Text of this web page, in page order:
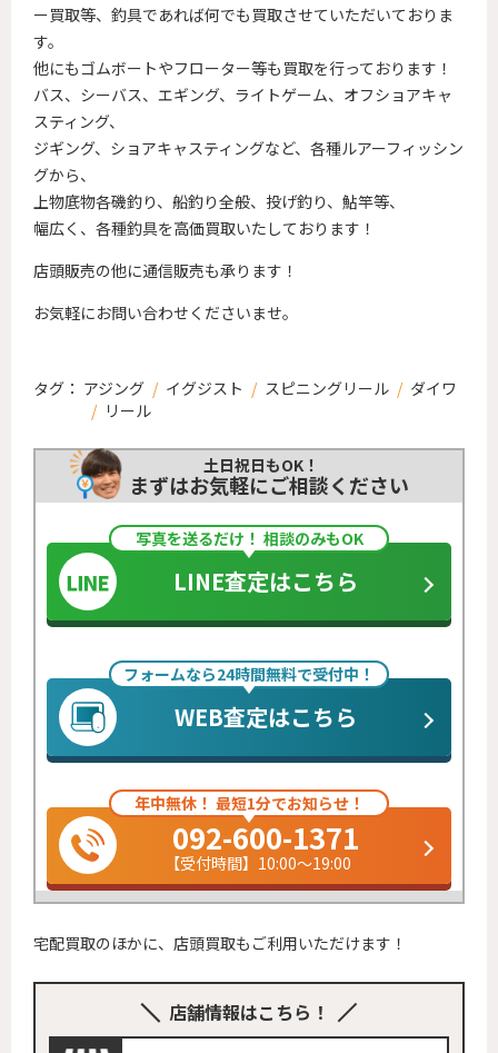
ー買取等、釣具であれば何でも買取させていただいておりま
す。
他にもゴムボートやフローター等も買取を行っております！
バス、シーバス、エギング、ライトゲーム、オフショアキャ
スティング、
ジギング、ショアキャスティングなど、各種ルアーフィッシン
グから、
上物底物各磯釣り、船釣り全般、投げ釣り、鮎竿等、
幅広く、各種釣具を高価買取いたしております！
店頭販売の他に通信販売も承ります！
お気軽にお問い合わせくださいませ。
タグ： アジング / イグジスト / スピニングリール / ダイワ
/ リール
土日祝日もOK！
まずはお気軽にご相談ください
写真を送るだけ！ 相談のみもOK
LINE査定はこちら
フォームなら24時間無料で受付中！
WEB査定はこちら
年中無休！ 最短1分でお知らせ！
092-600-1371
【受付時間】10:00～19:00
宅配買取のほかに、店頭買取もご利用いただけます！
店舗情報はこちら！